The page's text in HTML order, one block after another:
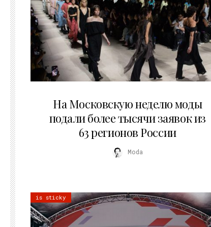
На Московскую неделю моды
подали более тысячи заявок из
63 регионов России
Moda
is sticky